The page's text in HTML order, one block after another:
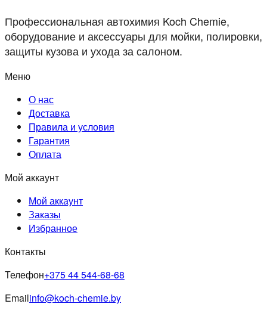
Профессиональная автохимия Koch Chemie,
оборудование и аксессуары для мойки, полировки,
защиты кузова и ухода за салоном.
Меню
О нас
Доставка
Правила и условия
Гарантия
Оплата
Мой аккаунт
Мой аккаунт
Заказы
Избранное
Контакты
Телефон+375 44 544-68-68
Emailinfo@koch-chemie.by